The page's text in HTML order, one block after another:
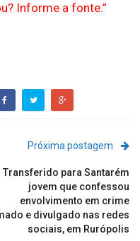
Informe a fonte.”
Próxima postagem
Transferido para Santarém
jovem que confessou
envolvimento em crime
e divulgado nas redes
sociais, em Rurópolis